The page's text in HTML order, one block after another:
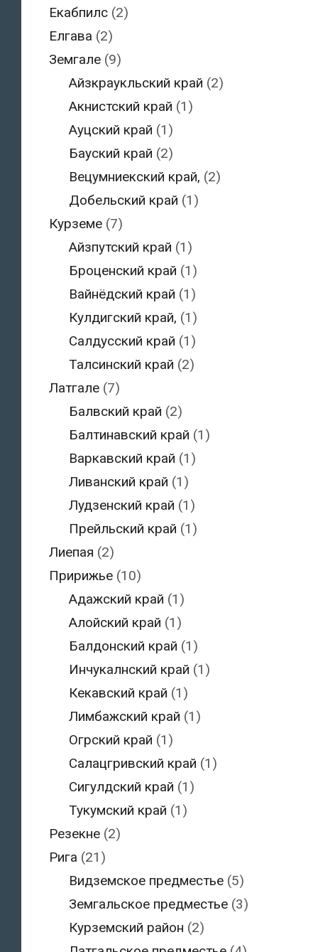
Екабпилс(2)
Елгава (2)
Земгале(9)
Айзкраукльский край (2)
Акнистский край (1)
Ауцский край (1)
Бауский край (2)
Вецумниекский край, (2)
Добельский край (1)
Курземе(7)
Айзпутский край (1)
Броценский край (1)
Вайнёдский край (1)
Кулдигский край, (1)
Салдусский край (1)
Талсинский край (2)
Латгале(7)
Балвский край (2)
Балтинавский край (1)
Варкавский край (1)
Ливанский край (1)
Лудзенский край (1)
Прейльский край (1)
Лиепая (2)
Пририжье(10)
Адажский край (1)
Алойский край (1)
Балдонский край (1)
Инчукалнский край (1)
Кекавский край (1)
Лимбажский край (1)
Огрский край (1)
Салацгривский край (1)
Сигулдский край (1)
Тукумский край (1)
Резекне(2)
Рига (21)
Видземское предместье (5)
Земгальское предместье (3)
Курземский район (2)